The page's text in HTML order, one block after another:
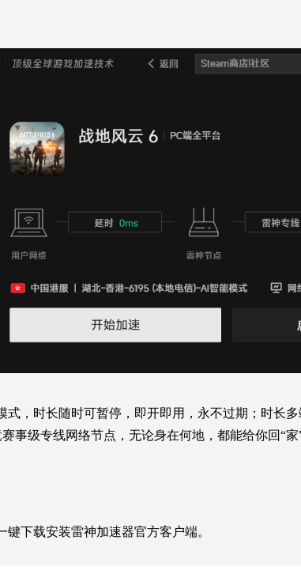
式，时长随时可暂停，即开即用，永不过期；时长
事级专线网络节点，无论身在何地，都能给你回“家
键下载安装雷神加速器官方客户端。